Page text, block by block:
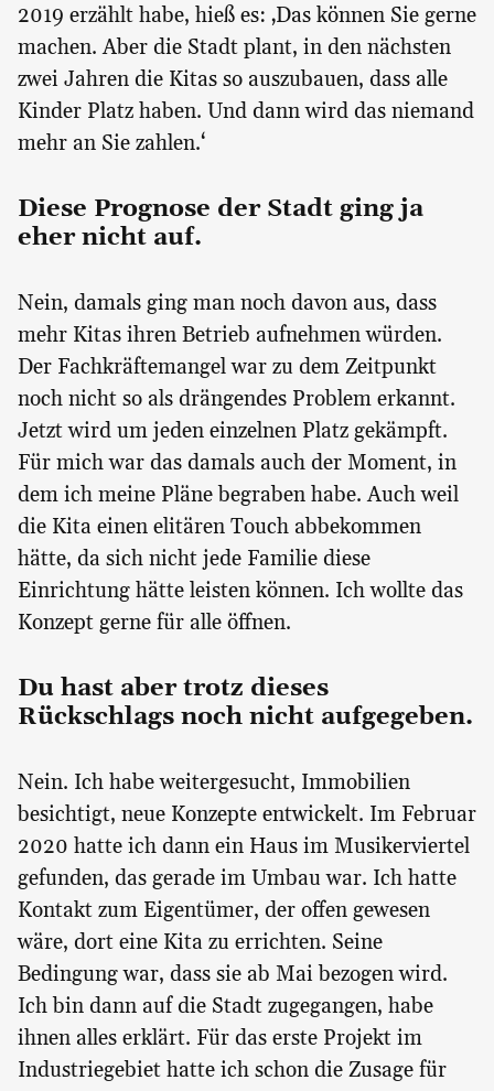
2019 erzählt habe, hieß es: ‚Das können Sie gerne
machen. Aber die Stadt plant, in den nächsten
zwei Jahren die Kitas so auszubauen, dass alle
Kinder Platz haben. Und dann wird das niemand
mehr an Sie zahlen.‘
Diese Prognose der Stadt ging ja
eher nicht auf.
Nein, damals ging man noch davon aus, dass
mehr Kitas ihren Betrieb aufnehmen würden.
Der Fachkräftemangel war zu dem Zeitpunkt
noch nicht so als drängendes Problem erkannt.
Jetzt wird um jeden einzelnen Platz gekämpft.
Für mich war das damals auch der Moment, in
dem ich meine Pläne begraben habe. Auch weil
die Kita einen elitären Touch abbekommen
hätte, da sich nicht jede Familie diese
Einrichtung hätte leisten können. Ich wollte das
Konzept gerne für alle öffnen.
Du hast aber trotz dieses
Rückschlags noch nicht aufgegeben.
Nein. Ich habe weitergesucht, Immobilien
besichtigt, neue Konzepte entwickelt. Im Februar
2020 hatte ich dann ein Haus im Musikerviertel
gefunden, das gerade im Umbau war. Ich hatte
Kontakt zum Eigentümer, der offen gewesen
wäre, dort eine Kita zu errichten. Seine
Bedingung war, dass sie ab Mai bezogen wird.
Ich bin dann auf die Stadt zugegangen, habe
ihnen alles erklärt. Für das erste Projekt im
Industriegebiet hatte ich schon die Zusage für